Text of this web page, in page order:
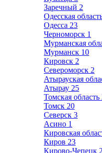
Заречный 2
Одесская
Одесса 23
Черноморск 1
Мурманская
Мурманск 10
Кировск 2
Североморск 2
Атырауская
Атырау 25
Томская область
Томск 20
Северск 3
Асино 1
Кировская
Киров 23
Кирово-Чепецк 2